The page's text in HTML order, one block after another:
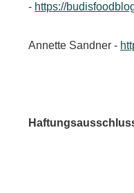
- https://
Annette Sandner -